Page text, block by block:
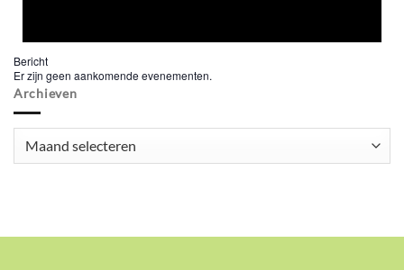
Bericht
Er zijn geen aankomende evenementen.
Archieven